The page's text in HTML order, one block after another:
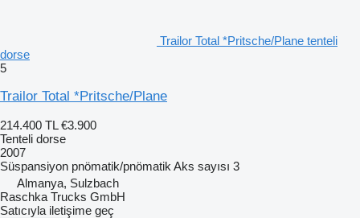
Trailor Total *Pritsche/Plane tenteli
dorse
5
Trailor Total *Pritsche/Plane
214.400 TL €3.900
Tenteli dorse
2007
Süspansiyon pnömatik/pnömatik Aks sayısı 3
Almanya, Sulzbach
Raschka Trucks GmbH
Satıcıyla iletişime geç